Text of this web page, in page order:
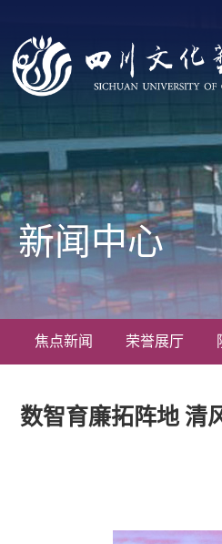
焦点新闻 荣誉展厅
新闻中心
数智育廉拓阵地 清